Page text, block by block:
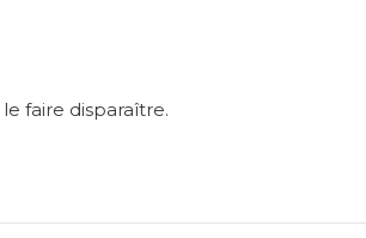
faire disparaître.